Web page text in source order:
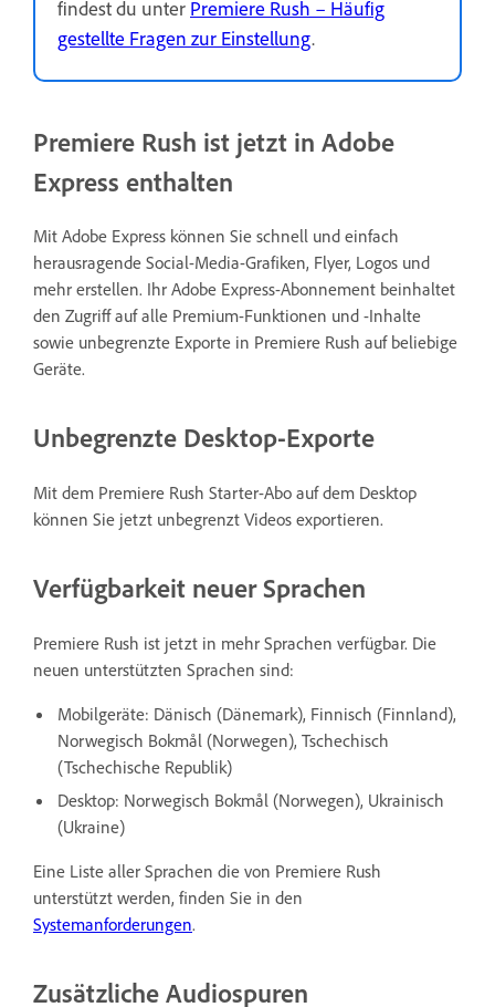
findest du unter Premiere Rush – Häufig
gestellte Fragen zur Einstellung.
Premiere Rush ist jetzt in Adobe
Express enthalten
Mit Adobe Express können Sie schnell und einfach
herausragende Social-Media-Grafiken, Flyer, Logos und
mehr erstellen. Ihr Adobe Express-Abonnement beinhaltet
den Zugriff auf alle Premium-Funktionen und -Inhalte
sowie unbegrenzte Exporte in Premiere Rush auf beliebige
Geräte.
Unbegrenzte Desktop-Exporte
Mit dem Premiere Rush Starter-Abo auf dem Desktop
können Sie jetzt unbegrenzt Videos exportieren.
Verfügbarkeit neuer Sprachen
Premiere Rush ist jetzt in mehr Sprachen verfügbar. Die
neuen unterstützten Sprachen sind:
Mobilgeräte: Dänisch (Dänemark), Finnisch (Finnland),
Norwegisch Bokmål (Norwegen), Tschechisch
(Tschechische Republik)
Desktop: Norwegisch Bokmål (Norwegen), Ukrainisch
(Ukraine)
Eine Liste aller Sprachen die von Premiere Rush
unterstützt werden, finden Sie in den
Systemanforderungen.
Zusätzliche Audiospuren